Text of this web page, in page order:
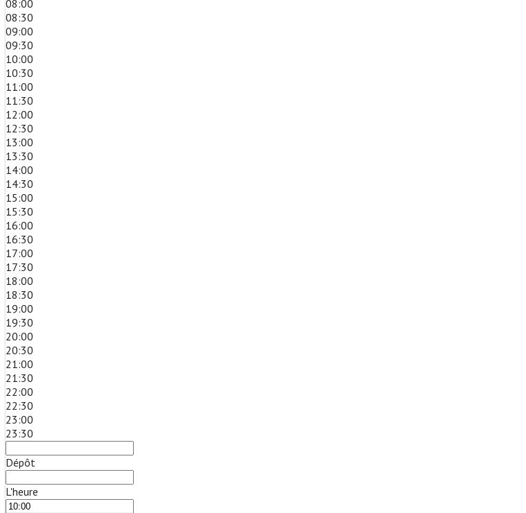
08:00
08:30
09:00
09:30
10:00
10:30
11:00
11:30
12:00
12:30
13:00
13:30
14:00
14:30
15:00
15:30
16:00
16:30
17:00
17:30
18:00
18:30
19:00
19:30
20:00
20:30
21:00
21:30
22:00
22:30
23:00
23:30
Dépôt
L'heure